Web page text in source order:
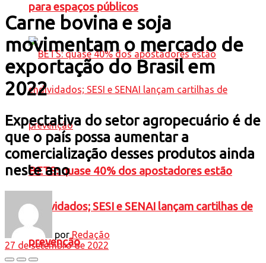
para espaços públicos
BETS: quase 40% dos apostadores estão
endividados; SESI e SENAI lançam cartilhas de
prevenção
Carne bovina e soja
movimentam o mercado de
exportação do Brasil em
2022
Expectativa do setor agropecuário é de
que o país possa aumentar a
comercialização desses produtos ainda
neste ano
por Redação
27 de setembro de 2022